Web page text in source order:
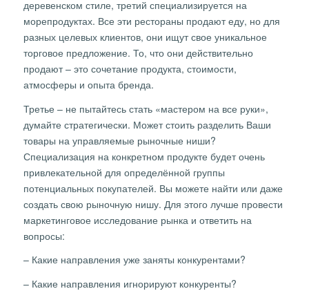
деревенском стиле, третий специализируется на
морепродуктах. Все эти рестораны продают еду, но для
разных целевых клиентов, они ищут свое уникальное
торговое предложение. То, что они действительно
продают – это сочетание продукта, стоимости,
атмосферы и опыта бренда.
Третье – не пытайтесь стать «мастером на все руки»,
думайте стратегически. Может стоить разделить Ваши
товары на управляемые рыночные ниши?
Специализация на конкретном продукте будет очень
привлекательной для определённой группы
потенциальных покупателей. Вы можете найти или даже
создать свою рыночную нишу. Для этого лучше провести
маркетинговое исследование рынка и ответить на
вопросы:
– Какие направления уже заняты конкурентами?
– Какие направления игнорируют конкуренты?